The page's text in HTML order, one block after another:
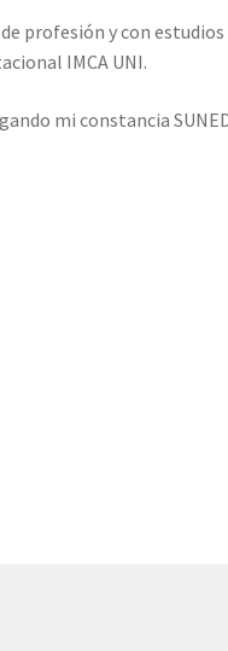
profesión y con
IMCA UNI.
mi constancia